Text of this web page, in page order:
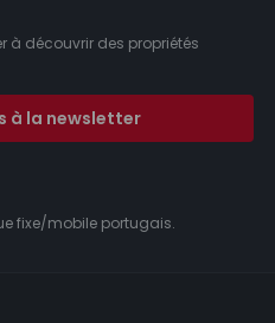
à découvrir des propriétés
à la newsletter
fixe/mobile portugais.